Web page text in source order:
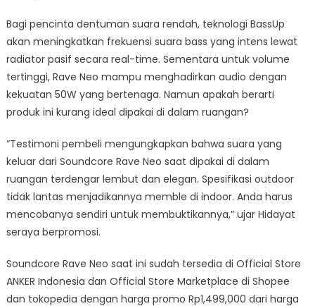
Bagi pencinta dentuman suara rendah, teknologi BassUp
akan meningkatkan frekuensi suara bass yang intens lewat
radiator pasif secara real-time. Sementara untuk volume
tertinggi, Rave Neo mampu menghadirkan audio dengan
kekuatan 50W yang bertenaga. Namun apakah berarti
produk ini kurang ideal dipakai di dalam ruangan?
“Testimoni pembeli mengungkapkan bahwa suara yang
keluar dari Soundcore Rave Neo saat dipakai di dalam
ruangan terdengar lembut dan elegan. Spesifikasi outdoor
tidak lantas menjadikannya memble di indoor. Anda harus
mencobanya sendiri untuk membuktikannya,” ujar Hidayat
seraya berpromosi.
Soundcore Rave Neo saat ini sudah tersedia di Official Store
ANKER Indonesia dan Official Store Marketplace di Shopee
dan tokopedia dengan harga promo Rp1,499,000 dari harga